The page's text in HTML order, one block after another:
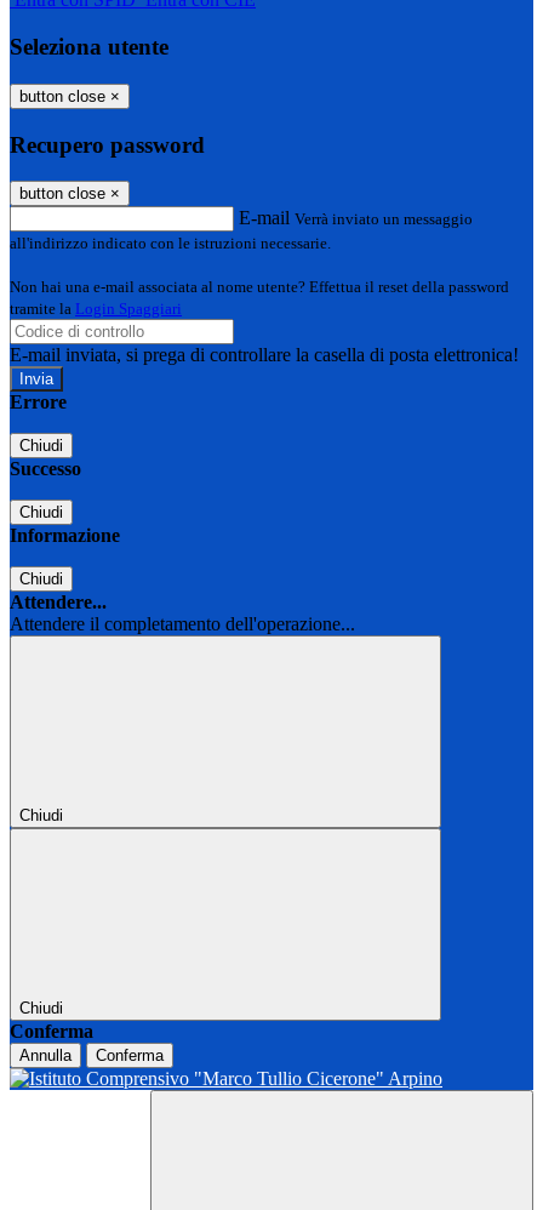
Seleziona utente
button close ×
Recupero password
button close ×
E-mail Verrà inviato un messaggio
all'indirizzo indicato con le istruzioni necessarie.
Non hai una e-mail associata al nome utente? Effettua il reset della password
tramite la Login Spaggiari
E-mail inviata, si prega di controllare la casella di posta elettronica!
Errore
Chiudi
Successo
Chiudi
Informazione
Chiudi
Attendere...
Attendere il completamento dell'operazione...
Chiudi
Chiudi
Conferma
Annulla Conferma